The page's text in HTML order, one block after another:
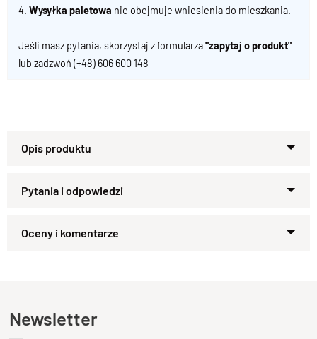
4. Wysyłka paletowa nie obejmuje wniesienia do mieszkania.
Jeśli masz pytania, skorzystaj z formularza"zapytaj o produkt"
lub zadzwoń (+48) 606 600 148
lekkość formy, siła natury
Łóżko CITY
to esencja nowoczesnego minimalizmu,
Delikatnie zwężane nogi, cienkie boczne ramy oraz
Zapytaj o produkt
Newsletter